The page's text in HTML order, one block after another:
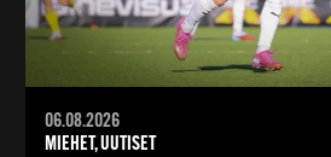
06.08.2026
MIEHET, UUTISET